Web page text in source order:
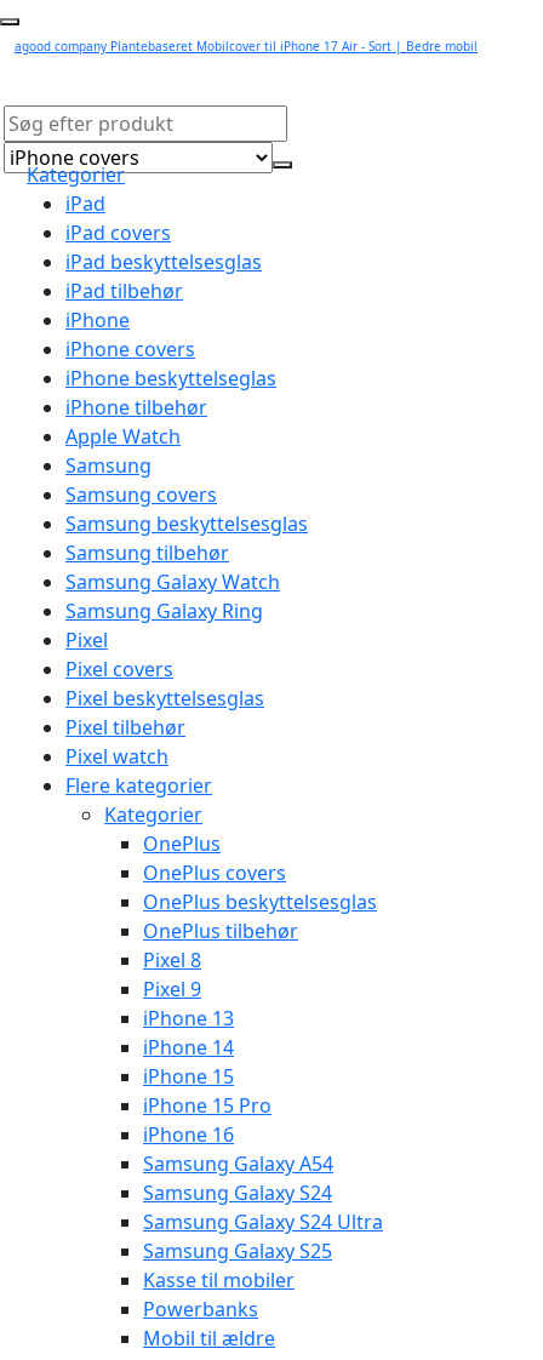
agood company Plantebaseret Mobilcover til iPhone 17 Air - Sort | Bedre mobil
Kategorier
iPad
iPad covers
iPad beskyttelsesglas
iPad tilbehør
iPhone
iPhone covers
iPhone beskyttelseglas
iPhone tilbehør
Apple Watch
Samsung
Samsung covers
Samsung beskyttelsesglas
Samsung tilbehør
Samsung Galaxy Watch
Samsung Galaxy Ring
Pixel
Pixel covers
Pixel beskyttelsesglas
Pixel tilbehør
Pixel watch
Flere kategorier
Kategorier
OnePlus
OnePlus covers
OnePlus beskyttelsesglas
OnePlus tilbehør
Pixel 8
Pixel 9
iPhone 13
iPhone 14
iPhone 15
iPhone 15 Pro
iPhone 16
Samsung Galaxy A54
Samsung Galaxy S24
Samsung Galaxy S24 Ultra
Samsung Galaxy S25
Kasse til mobiler
Powerbanks
Mobil til ældre